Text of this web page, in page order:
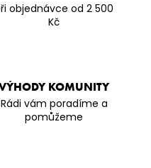
objednávce od 2 500
Kč
KOMUNITY
Rádi vám poradíme a
pomůžeme